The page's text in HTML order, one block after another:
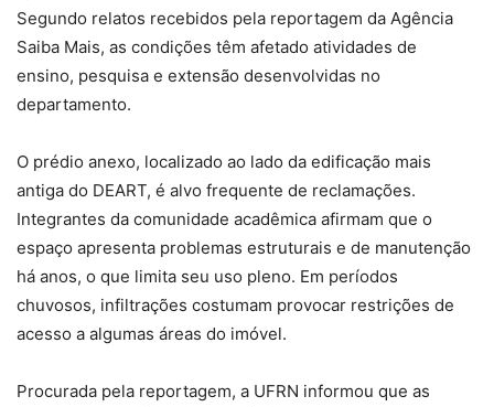
Segundo relatos recebidos pela reportagem da Agência
Saiba Mais, as condições têm afetado atividades de
ensino, pesquisa e extensão desenvolvidas no
departamento.
O prédio anexo, localizado ao lado da edificação mais
antiga do DEART, é alvo frequente de reclamações.
Integrantes da comunidade acadêmica afirmam que o
espaço apresenta problemas estruturais e de manutenção
há anos, o que limita seu uso pleno. Em períodos
chuvosos, infiltrações costumam provocar restrições de
acesso a algumas áreas do imóvel.
Procurada pela reportagem, a UFRN informou que as